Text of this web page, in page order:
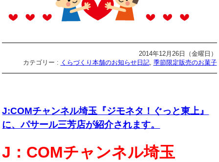
2014年12月26日（金曜日）
カテゴリー : くらづくり本舗のお知らせ日記, 季節限定販売のお菓子
J:COMチャンネル埼玉『ジモネタ！ぐっと東上』
に、パサール三芳店が紹介されます。
J：COMチャンネル埼玉